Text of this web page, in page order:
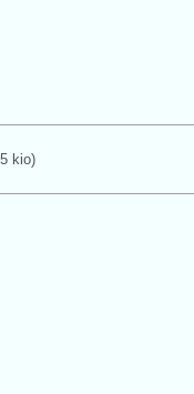
kio)